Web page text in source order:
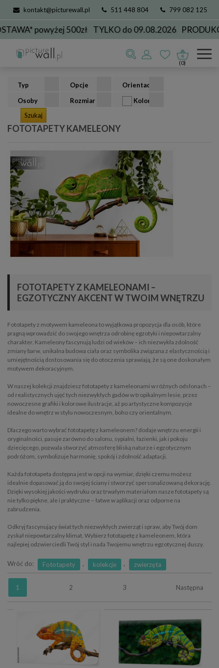
kontakt@picturewall.pl 511 448 804 799 082 125
powyżej 500zł TYLKO do 09.08.2026 PRODUKCJA
(0)
Fototapety kameleony
Typ Opcje
Orientacja
Osoby
Rozmiar Kolor
FOTOTAPETY KAMELEONY
FOTOTAPETY Z KAMELEONAMI –
EGZOTYCZNY AKCENT W TWOIM WNĘTRZU
Fototapety z motywem kameleona to wyjątkowa propozycja dla osób, które
pragną wprowadzić do swojego wnętrza odrobinę egzotyki i niepowtarzalny
charakter. Kameleony fascynują ludzi od wieków – ich niezwykła zdolność
zmiany barw, unikalna budowa ciała oraz symbolika związana z elastycznością i
umiejętnością dostosowania się do otoczenia sprawiają, że są one doskonałym
motywem dekoracyjnym.
W naszej kolekcji znajdziesz fototapety z kameleonami w różnych odsłonach –
od realistycznych ujęć tych niezwykłych gadów w tropikalnym lesie, przez
nowoczesne grafiki i kolorowe ilustracje, aż po artystyczne kompozycje
idealne do wnętrz w stylu nowoczesnym, boho czy orientalnym.
Dlaczego warto wybrać fototapetę z kameleonem? dodaje wnętrzu energii i
oryginalności, pasuje zarówno do salonu, sypialni, łazienki, jak i pokoju
dziecięcego, pozwala stworzyć atmosferę bliską naturze i egzotycznym
podróżom, symbolizuje harmonię, spokój i zdolność adaptacji.
Każda fototapeta dostępna jest w opcji na wymiar, dzięki czemu możesz
idealnie dopasować ją do swojej ściany i stworzyć spersonalizowaną dekorację.
Dzięki wysokiej jakości wydruku oraz trwałym materiałom nasze fototapety są
nie tylko piękne, ale i praktyczne – łatwe w aplikacji oraz odporne na
zabrudzenia.
Odkryj fascynujący świat tych niezwykłych zwierząt i spraw, aby Twój dom
zyskał niepowtarzalny klimat. Wybierz fototapetę z kameleonem, która
najlepiej odzwierciedli Twój styl i nada Twojemu wnętrzu egzotycznej duszy.
Wróć do: Fototapety , kolekcje , zwierzęta
1 2 3 Następna